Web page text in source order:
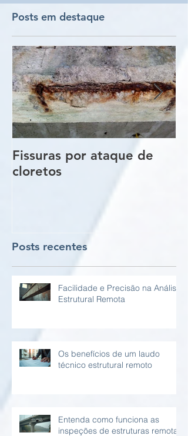
Posts em destaque
Fissuras por ataque de
cloretos
Posts recentes
Facilidade e Precisão na Análise
Estrutural Remota
Os benefícios de um laudo
técnico estrutural remoto
Entenda como funciona as
inspeções de estruturas remotas